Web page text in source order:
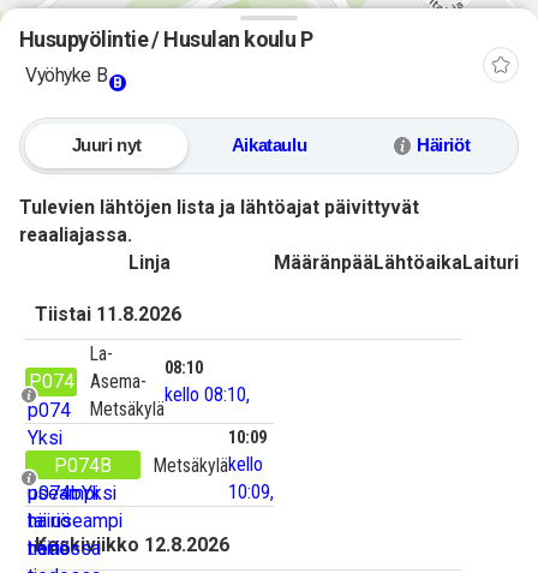
Husupyölintie / Husulan koulu P
Vyöhyke B B
Juuri nyt Aikataulu Häiriöt
Tulevien lähtöjen lista ja lähtöajat päivittyvät
reaaliajassa.
Linja
MääränpääLähtöaikaLaituri
Tiistai 11.8.2026
P074
p074
Yksi
tai
useampi
häiriö
tiedossa
La-
Asema-
Metsäkylä
08:10
kello 08:10,
P074B
p074bYksi
tai useampi
häiriö
Metsäkylä
10:09
kello
10:09,
Keskiviikko 12.8.2026